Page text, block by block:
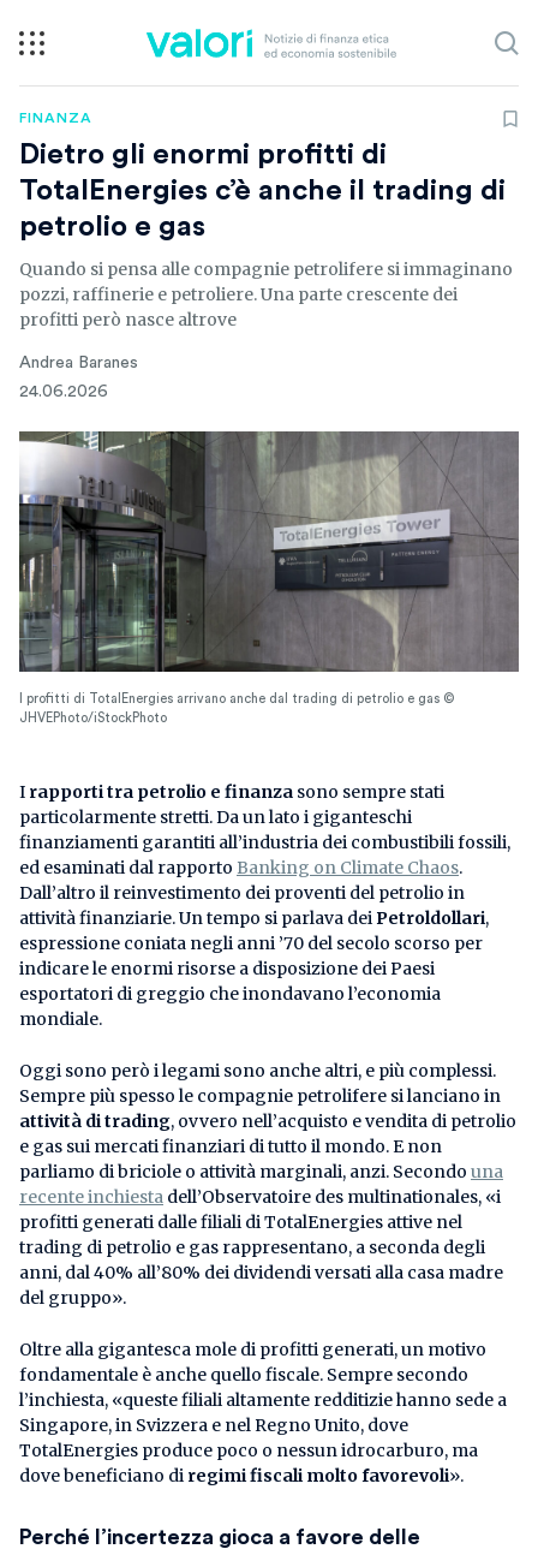
FINANZA
Dietro gli enormi profitti di
TotalEnergies c’è anche il trading di
petrolio e gas
Quando si pensa alle compagnie petrolifere si immaginano
pozzi, raffinerie e petroliere. Una parte crescente dei
profitti però nasce altrove
Andrea Baranes
24.06.2026
I profitti di TotalEnergies arrivano anche dal trading di petrolio e gas ©
JHVEPhoto/iStockPhoto
I rapporti tra petrolio e finanza sono sempre stati
particolarmente stretti. Da un lato i giganteschi
finanziamenti garantiti all’industria dei combustibili fossili,
ed esaminati dal rapporto Banking on Climate Chaos.
Dall’altro il reinvestimento dei proventi del petrolio in
attività finanziarie. Un tempo si parlava deiPetroldollari,
espressione coniata negli anni ’70 del secolo scorso per
indicare le enormi risorse a disposizione dei Paesi
esportatori di greggio che inondavano l’economia
mondiale.
Oggi sono però i legami sono anche altri, e più complessi.
Sempre più spesso le compagnie petrolifere si lanciano in
attività di trading, ovvero nell’acquisto e vendita di petrolio
e gas sui mercati finanziari di tutto il mondo. E non
parliamo di briciole o attività marginali, anzi. Secondo una
recente inchiesta dell’Observatoire des multinationales, «i
profitti generati dalle filiali di TotalEnergies attive nel
trading di petrolio e gas rappresentano, a seconda degli
anni, dal 40% all’80% dei dividendi versati alla casa madre
del gruppo».
Oltre alla gigantesca mole di profitti generati, un motivo
fondamentale è anche quello fiscale. Sempre secondo
l’inchiesta, «queste filiali altamente redditizie hanno sede a
Singapore, in Svizzera e nel Regno Unito, dove
TotalEnergies produce poco o nessun idrocarburo, ma
dove beneficiano di regimi fiscali molto favorevoli».
Perché l’incertezza gioca a favore delle